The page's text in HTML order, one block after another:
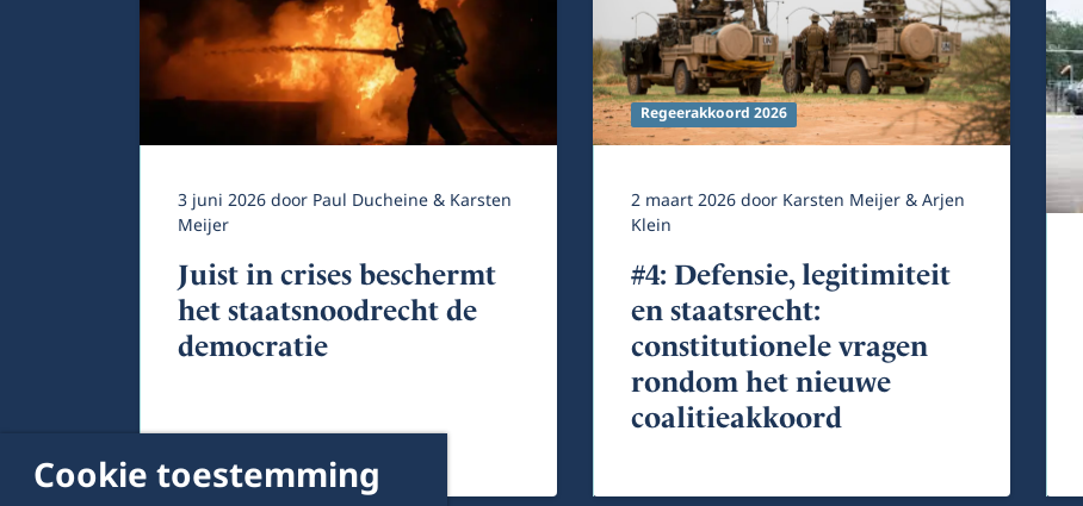
3 juni 2026door Paul Ducheine & Karsten
Meijer
Juist in crises beschermt
het staatsnoodrecht de
democratie
Regeerakkoord 2026
2 maart 2026door Karsten Meijer & Arjen
Klein
#4: Defensie, legitimiteit
en staatsrecht:
constitutionele vragen
rondom het nieuwe
coalitieakkoord
Cookie toestemming